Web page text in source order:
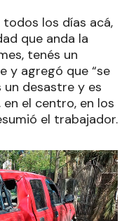
los días acá,
que anda la
tenés un
y agregó que “se
un desastre y es
el centro, en los
el trabajador.